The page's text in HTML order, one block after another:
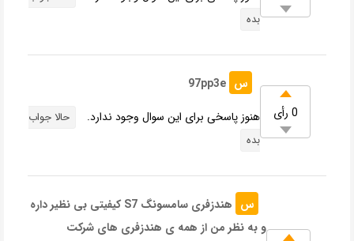
بده
0 رأی
س 97pp3e
هنوز پاسخی برای این سوال وجود ندارد.
حالا جواب
بده
س
هندزفری سامسونگ S7 کیفیتی بی نظیر داره
و به نظر من از همه ی هندزفری های شرکت